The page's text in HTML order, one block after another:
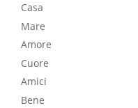
Casa
Mare
Amore
Cuore
Amici
Bene